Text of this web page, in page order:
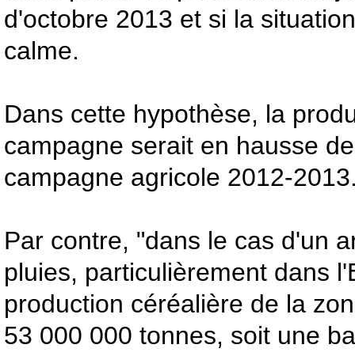
d'octobre 2013 et si la
calme.
Dans cette hypothèse, la
campagne serait en hausse
campagne agricole 2012-
Par contre, "dans le cas d'un
pluies, particulièrement dans
production céréalière de la
53 000 000 tonnes, soit une